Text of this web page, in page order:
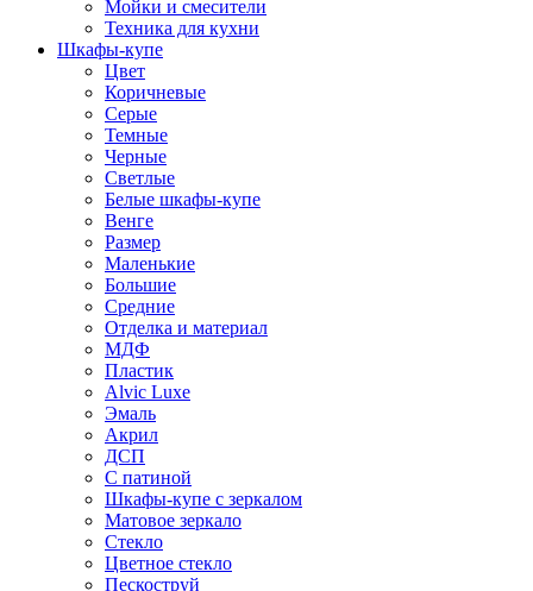
Мойки и смесители
Техника для кухни
Шкафы-купе
Цвет
Коричневые
Серые
Темные
Черные
Светлые
Белые шкафы-купе
Венге
Размер
Маленькие
Большие
Средние
Отделка и материал
МДФ
Пластик
Alvic Luxe
Эмаль
Акрил
ДСП
С патиной
Шкафы-купе с зеркалом
Матовое зеркало
Стекло
Цветное стекло
Пескоструй